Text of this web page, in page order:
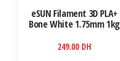
eSUN Filament 3D PLA+
Bone White 1.75mm 1kg
249.00 DH